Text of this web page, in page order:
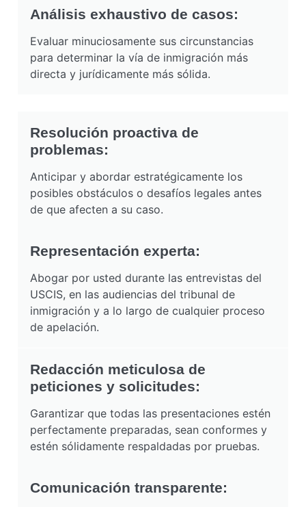
Análisis exhaustivo de casos:
Evaluar minuciosamente sus circunstancias
para determinar la vía de inmigración más
directa y jurídicamente más sólida.
Resolución proactiva de
problemas:
Anticipar y abordar estratégicamente los
posibles obstáculos o desafíos legales antes
de que afecten a su caso.
Representación experta:
Abogar por usted durante las entrevistas del
USCIS, en las audiencias del tribunal de
inmigración y a lo largo de cualquier proceso
de apelación.
Redacción meticulosa de
peticiones y solicitudes:
Garantizar que todas las presentaciones estén
perfectamente preparadas, sean conformes y
estén sólidamente respaldadas por pruebas.
Comunicación transparente: